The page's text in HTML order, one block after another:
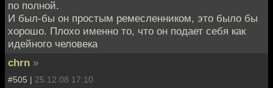
по полной.
И был-бы он простым ремесленником, это было бы
хорошо. Плохо именно то, что он подает себя как
идейного человека
chrn »
#505 | 25.12.08 17:10